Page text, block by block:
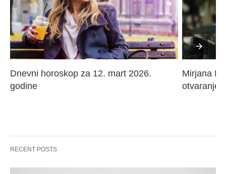
Dnevni horoskop za 12. mart 2026.
godine
Mirjana
otvaranje
RECENT POSTS